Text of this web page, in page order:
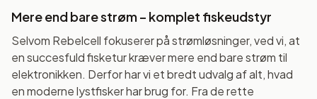
Mere end bare strøm – komplet fiskeudstyr
Selvom Rebelcell fokuserer på strømløsninger, ved vi, at
en succesfuld fisketur kræver mere end bare strøm til
elektronikken. Derfor har vi et bredt udvalg af alt, hvad
en moderne lystfisker har brug for. Fra de rette